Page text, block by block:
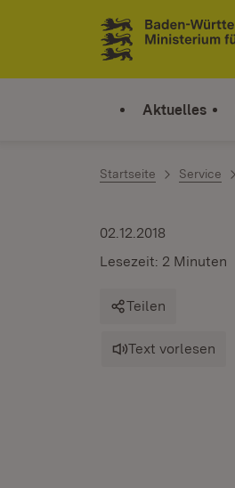
Zum Inhalt springen
Link zur Startseite
Aktuelles
Startseite Service
02.12.2018
Lesezeit: 2 Minuten
Teilen
Text vorlesen